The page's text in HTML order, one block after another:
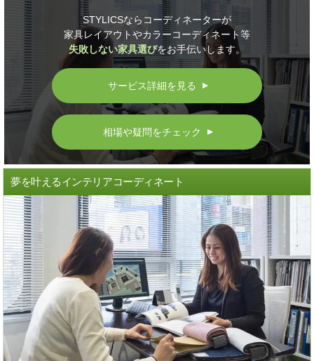
STYLICSならコーディネーターが
家具レイアウトやカラーコーディネート等
失敗しない家具選びをお手伝いします。
サービス詳細を見る ▲
相場や疑問をチェック ▲
夢を叶えるインテリアコーディネート